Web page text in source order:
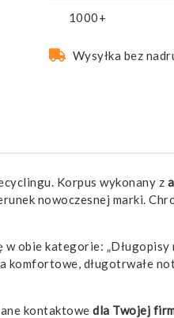
1000+
Wysyłka bez
Korpus wykonany z
nowoczesnej marki.
w obie kategorie: „Długopisy
komfortowe, długotrwałe
kontaktowe dla Twojej